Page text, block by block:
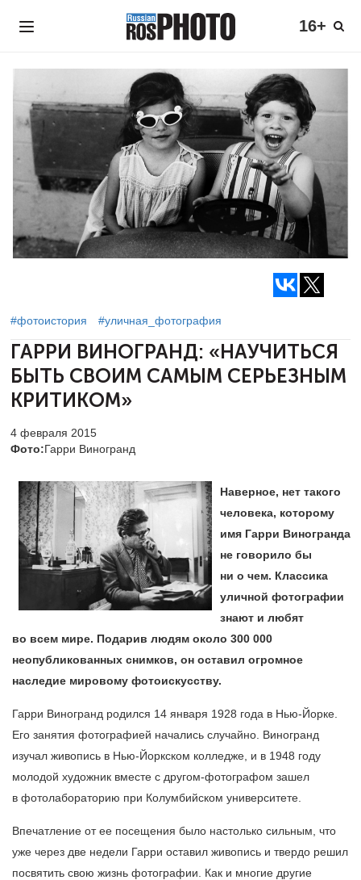
16+
#фотоистория #уличная_фотография
ГАРРИ ВИНОГРАНД: «НАУЧИТЬСЯ
БЫТЬ СВОИМ САМЫМ СЕРЬЕЗНЫМ
КРИТИКОМ»
4 февраля 2015
Фото:Гарри Виногранд
Наверное, нет такого
человека, которому
имя Гарри Виногранда
не говорило бы
ни о чем. Классика
уличной фотографии
знают и любят
во всем мире. Подарив людям около 300 000
неопубликованных снимков, он оставил огромное
наследие мировому фотоискусству.
Гарри Виногранд родился 14 января 1928 года в Нью-Йорке.
Его занятия фотографией начались случайно. Виногранд
изучал живопись в Нью-Йоркском колледже, и в 1948 году
молодой художник вместе с другом-фотографом зашел
в фотолабораторию при Колумбийском университете.
Впечатление от ее посещения было настолько сильным, что
уже через две недели Гарри оставил живопись и твердо решил
посвятить свою жизнь фотографии. Как и многие другие